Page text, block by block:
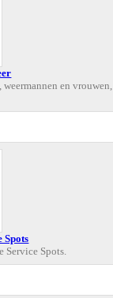
en vrouwen,
Spots
Service Spots.